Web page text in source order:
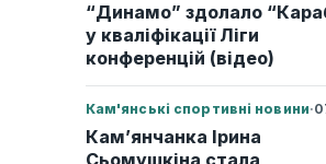
“Динамо” здолало
у кваліфікації Ліги
конференцій (відео)
Кам'янські спортивні новини·
Кам’янчанка Ірина
Сьомушкіна стала